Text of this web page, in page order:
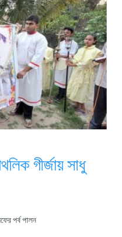
গীর্জায় সাধু
পর্ব পালন